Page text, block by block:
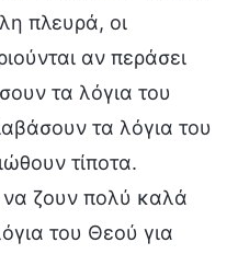
πλευρά, οι
αν περάσει
τα λόγια του
τα λόγια του
τίποτα.
ζουν πολύ καλά
του Θεού για